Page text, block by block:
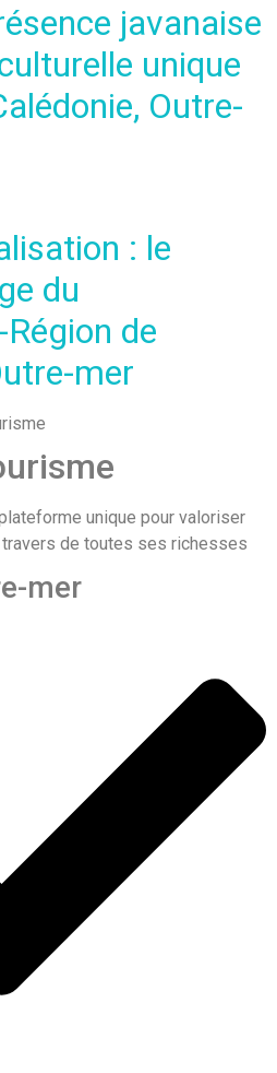
javanaise
unique
Outre-
: le
du
de
mer
unique pour valoriser
de toutes ses richesses
mer